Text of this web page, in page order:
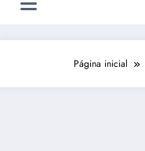
Página inicial